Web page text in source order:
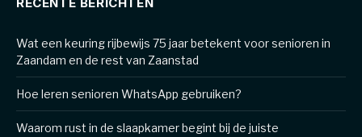
RECENTE BERICHTEN
Wat een keuring rijbewijs 75 jaar betekent voor senioren in
Zaandam en de rest van Zaanstad
Hoe leren senioren WhatsApp gebruiken?
Waarom rust in de slaapkamer begint bij de juiste